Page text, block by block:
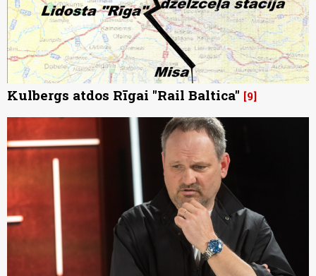
Kulbergs atdos Rīgai "Rail Baltica" 9